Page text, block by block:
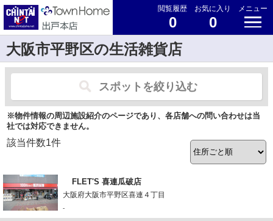
閲覧履歴
0
お気に入り
0
メニュー
大阪市平野区の生活雑貨店
スポットを絞り込む
※物件情報の周辺施設紹介のページであり、各店舗への問い合わせは当
社では対応できません。
該当件数1件
FLET'S 喜連瓜破店
大阪府大阪市平野区喜連４丁目
-